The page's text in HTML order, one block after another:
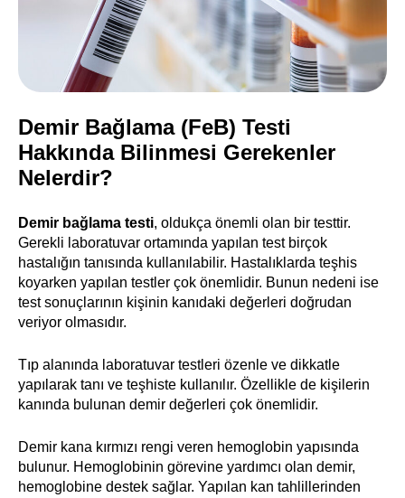
Demir Bağlama (FeB) Testi
Hakkında Bilinmesi Gerekenler
Nelerdir?
Demir bağlama testi, oldukça önemli olan bir testtir.
Gerekli laboratuvar ortamında yapılan test birçok
hastalığın tanısında kullanılabilir. Hastalıklarda teşhis
koyarken yapılan testler çok önemlidir. Bunun nedeni ise
test sonuçlarının kişinin kanıdaki değerleri doğrudan
veriyor olmasıdır.
Tıp alanında laboratuvar testleri özenle ve dikkatle
yapılarak tanı ve teşhiste kullanılır. Özellikle de kişilerin
kanında bulunan demir değerleri çok önemlidir.
Demir kana kırmızı rengi veren hemoglobin yapısında
bulunur. Hemoglobinin görevine yardımcı olan demir,
hemoglobine destek sağlar. Yapılan kan tahlillerinden